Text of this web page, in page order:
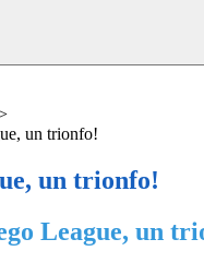
un trionfo!
un trionfo!
League, un